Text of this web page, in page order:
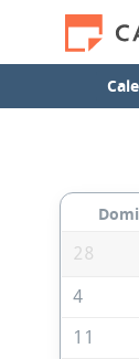
28
4
11